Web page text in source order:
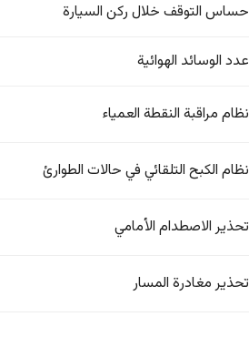
حساس التوقف خلال ركن السيارة
عدد الوسائد الهوائية
نظام مراقبة النقطة العمياء
نظام الكبح التلقائي في حالات الطوارئ
تحذير الاصطدام الأمامي
تحذير مغادرة المسار